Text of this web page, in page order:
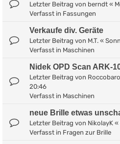
Letzter Beitrag von berndt «
Verfasst in Fassungen
Verkaufe div. Geräte
Letzter Beitrag von M.T. «
Verfasst in Maschinen
Nidek OPD Scan ARK-
Letzter Beitrag von
20:46
Verfasst in Maschinen
neue Brille etwas
Letzter Beitrag von NikolayK «
Verfasst in Fragen zur Brille